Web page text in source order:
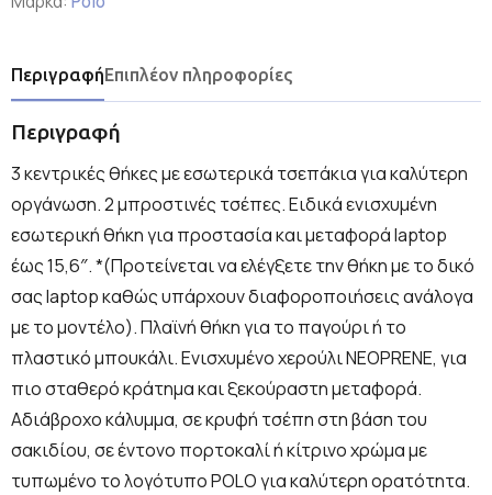
ΠεριγραφήΕπιπλέον πληροφορίες
Περιγραφή
3 κεντρικές θήκες με εσωτερικά τσεπάκια για καλύτερη
οργάνωση. 2 μπροστινές τσέπες. Ειδικά ενισχυμένη
εσωτερική θήκη για προστασία και μεταφορά laptop
έως 15,6″. *(Προτείνεται να ελέγξετε την θήκη με το δικό
σας laptop καθώς υπάρχουν διαφοροποιήσεις ανάλογα
με το μοντέλο). Πλαϊνή θήκη για το παγούρι ή το
πλαστικό μπουκάλι. Ενισχυμένο χερούλι NEOPRENE, για
πιο σταθερό κράτηµα και ξεκούραστη μεταφορά.
Αδιάβροχο κάλυμμα, σε κρυφή τσέπη στη βάση του
σακιδίου, σε έντονο πορτοκαλί ή κίτρινο χρώμα με
τυπωμένο το λογότυπο POLO για καλύτερη ορατότητα.